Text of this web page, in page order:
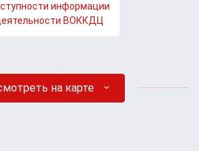
информации
ВОККДЦ
на карте